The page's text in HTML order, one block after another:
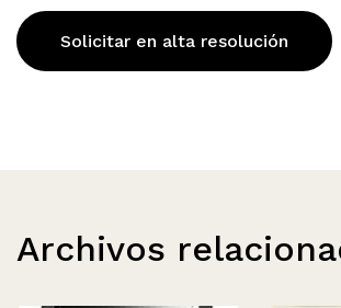
Solicitar en alta resolución
Archivos